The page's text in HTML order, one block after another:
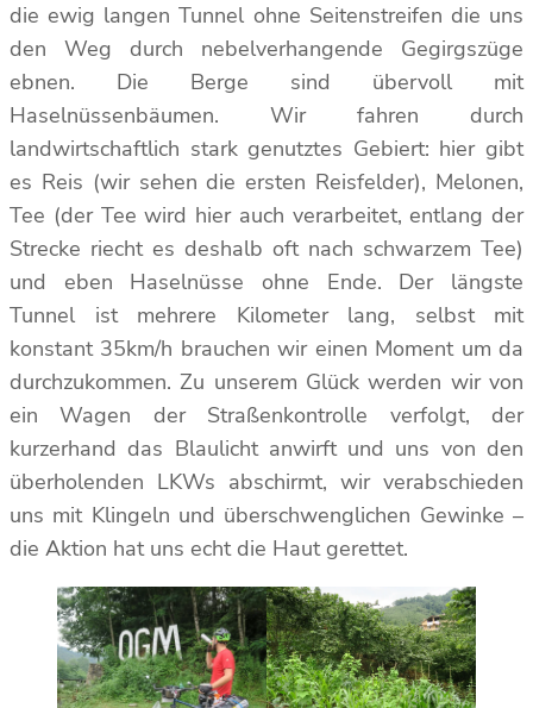
die ewig langen Tunnel ohne Seitenstreifen die uns
den Weg durch nebelverhangende Gegirgszüge
ebnen. Die Berge sind übervoll mit
Haselnüssenbäumen. Wir fahren durch
landwirtschaftlich stark genutztes Gebiert: hier gibt
es Reis (wir sehen die ersten Reisfelder), Melonen,
Tee (der Tee wird hier auch verarbeitet, entlang der
Strecke riecht es deshalb oft nach schwarzem Tee)
und eben Haselnüsse ohne Ende. Der längste
Tunnel ist mehrere Kilometer lang, selbst mit
konstant 35km/h brauchen wir einen Moment um da
durchzukommen. Zu unserem Glück werden wir von
ein Wagen der Straßenkontrolle verfolgt, der
kurzerhand das Blaulicht anwirft und uns von den
überholenden LKWs abschirmt, wir verabschieden
uns mit Klingeln und überschwenglichen Gewinke –
die Aktion hat uns echt die Haut gerettet.